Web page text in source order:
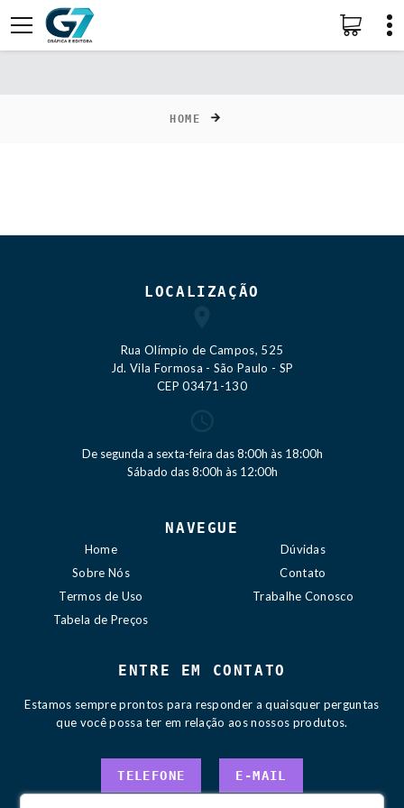
HOME
LOCALIZAÇÃO
Rua Olímpio de Campos, 525
Jd. Vila Formosa - São Paulo - SP
CEP 03471-130
De segunda a sexta-feira das 8:00h às 18:00h
Sábado das 8:00h às 12:00h
NAVEGUE
Home
Sobre Nós
Termos de Uso
Tabela de Preços
Dúvidas
Contato
Trabalhe Conosco
ENTRE EM CONTATO
Estamos sempre prontos para responder a quaisquer perguntas
que você possa ter em relação aos nossos produtos.
TELEFONE E-MAIL